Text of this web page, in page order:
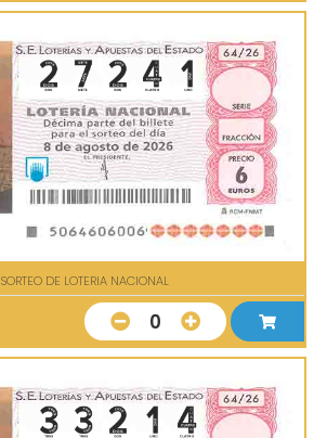
SORTEO DE LOTERIA NACIONAL
0